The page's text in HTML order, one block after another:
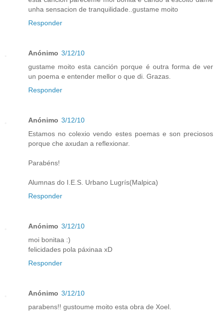
unha sensacion de tranquilidade..gustame moito
Responder
Anónimo 3/12/10
gustame moito esta canción porque é outra forma de ver
un poema e entender mellor o que di. Grazas.
Responder
Anónimo 3/12/10
Estamos no colexio vendo estes poemas e son preciosos
porque che axudan a reflexionar.
Parabéns!
Alumnas do I.E.S. Urbano Lugrís(Malpica)
Responder
Anónimo 3/12/10
moi bonitaa :)
felicidades pola páxinaa xD
Responder
Anónimo 3/12/10
parabens!! gustoume moito esta obra de Xoel.